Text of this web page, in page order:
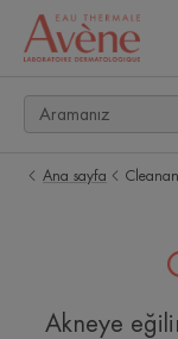
Ana sayfa
Akneye